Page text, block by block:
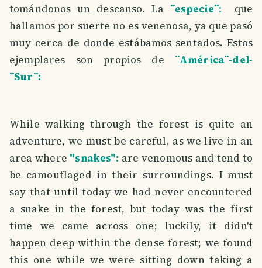
tomándonos un descanso. La ¨especie¨:
que
hallamos por suerte no es venenosa, ya que pasó
muy cerca de donde estábamos sentados. Estos
ejemplares son propios de ¨América¨-del-
¨Sur¨:
While walking through the forest is quite an
adventure, we must be careful, as we live in an
area where "snakes": are venomous and tend to
be camouflaged in their surroundings. I must
say that until today we had never encountered
a snake in the forest, but today was the first
time we came across one; luckily, it didn't
happen deep within the dense forest; we found
this one while we were sitting down taking a